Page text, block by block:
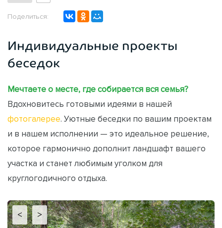
Поделиться:
Индивидуальные проекты
беседок
Мечтаете о месте, где собирается вся семья?
Вдохновитесь готовыми идеями в нашей
фотогалерее. Уютные беседки по вашим проектам
и в нашем исполнении — это идеальное решение,
которое гармонично дополнит ландшафт вашего
участка и станет любимым уголком для
круглогодичного отдыха.
< >